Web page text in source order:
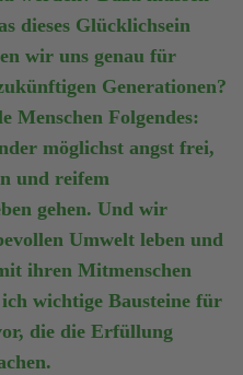
dieses Glücklichsein
wir uns genau für
Generationen?
Menschen Folgendes:
möglichst angst frei,
und reifem
gehen. Und wir
Umwelt leben und
ihren Mitmenschen
wichtige Bausteine für
die die Erfüllung